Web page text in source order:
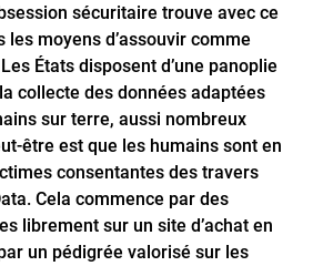
sécuritaire trouve avec ce
les moyens d’assouvir comme
États disposent d’une panoplie
collecte des données adaptées
sur terre, aussi nombreux
être est que les humains sont en
consentantes des travers
Cela commence par des
librement sur un site d’achat en
un pédigrée valorisé sur les